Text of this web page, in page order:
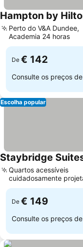
Hampton by
Perto do V&A Dundee,
Academia 24 horas
De € 142
Consulte os preços de
Escolha popular
Staybridge
Quartos acessíveis
cuidadosamente
do V&A Dundee
De € 149
Consulte os preços de